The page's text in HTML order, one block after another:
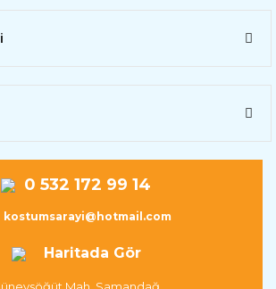
0 532 172 99 14
kostumsarayi@hotmail.com
Haritada Gör